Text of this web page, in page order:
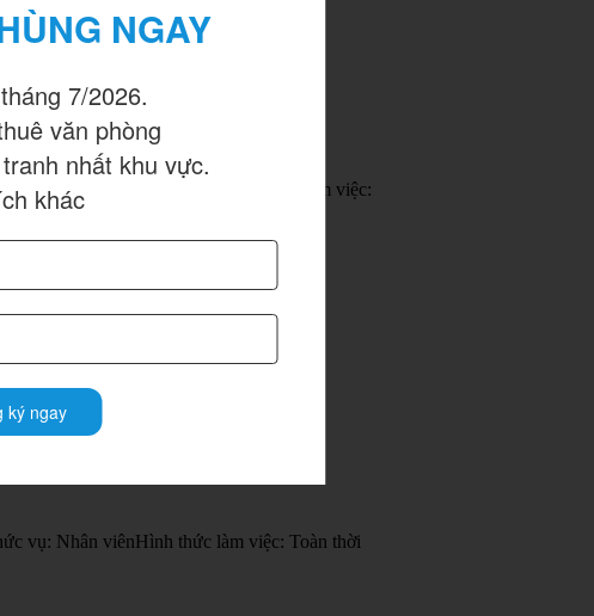
vụ: Nhân viênHình thức làm việc:
vụ: Nhân viênHình thức làm việc: Toàn thời
NGAY
7/2026.
văn phòng
nhất khu vực.
khác
ký ngay